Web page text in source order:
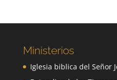
Ministerios
Iglesia biblica del Señor